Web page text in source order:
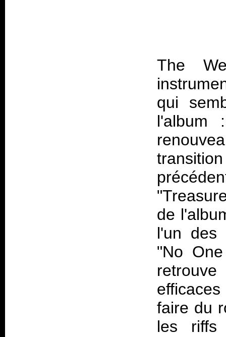
The
qui
l'album
de
l'un des
"No
faire du
les riffs